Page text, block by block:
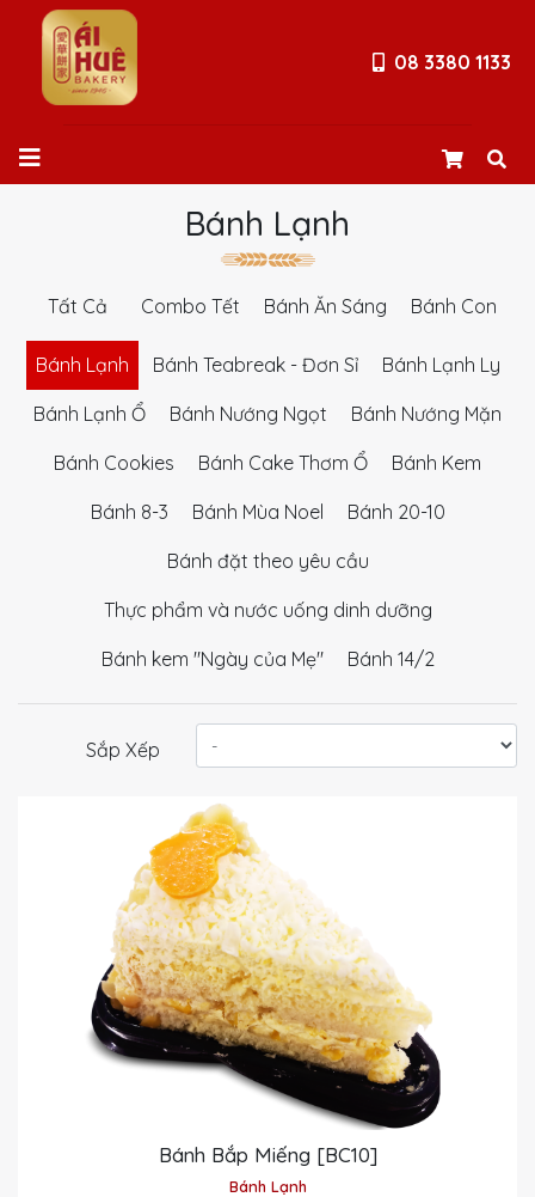
08 3380 1133
Bánh Lạnh
Tất Cả Combo Tết Bánh Ăn Sáng Bánh Con
Bánh Lạnh Bánh Teabreak - Đơn Sỉ Bánh Lạnh Ly
Bánh Lạnh Ổ Bánh Nướng Ngọt Bánh Nướng Mặn
Bánh Cookies Bánh Cake Thơm Ổ Bánh Kem
Bánh 8-3 Bánh Mùa Noel Bánh 20-10
Bánh đặt theo yêu cầu
Thực phẩm và nước uống dinh dưỡng
Bánh kem "Ngày của Mẹ" Bánh 14/2
Sắp Xếp
Bánh Bắp Miếng [BC10]
Bánh Lạnh